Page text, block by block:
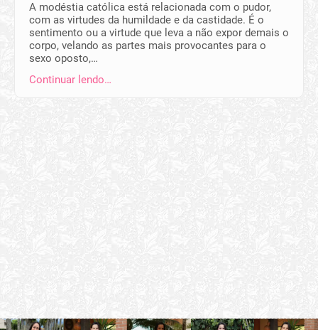
A modéstia católica está relacionada com o pudor,
com as virtudes da humildade e da castidade. É o
sentimento ou a virtude que leva a não expor demais o
corpo, velando as partes mais provocantes para o
sexo oposto,…
Continuar lendo…